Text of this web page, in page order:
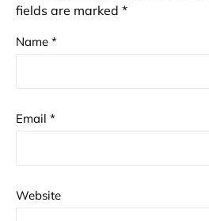
fields are marked *
Name *
Email *
Website